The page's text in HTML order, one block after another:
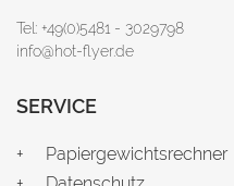
Tel: +49(0)5481 - 3029798
info@hot-flyer.de
SERVICE
Papiergewichtsrechner